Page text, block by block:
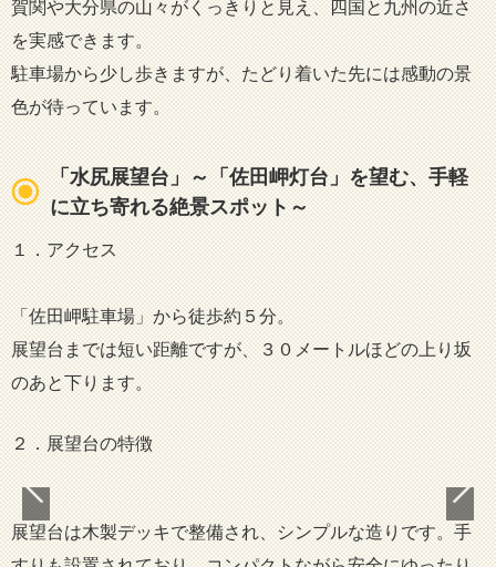
賀関や大分県の山々がくっきりと見え、四国と九州の近さ
を実感できます。
駐車場から少し歩きますが、たどり着いた先には感動の景
色が待っています。
「水尻展望台」～「佐田岬灯台」を望む、手軽
に立ち寄れる絶景スポット～
１．アクセス
「佐田岬駐車場」から徒歩約５分。
展望台までは短い距離ですが、３０メートルほどの上り坂
のあと下ります。
２．展望台の特徴
展望台は木製デッキで整備され、シンプルな造りです。手